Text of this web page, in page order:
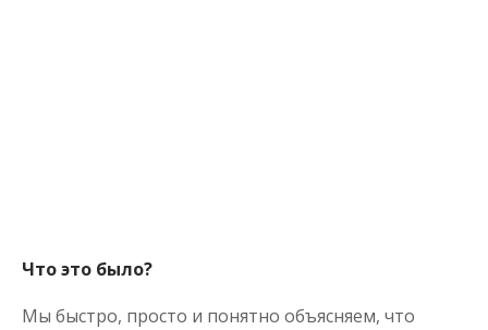
Что это было?
Мы быстро, просто и понятно объясняем, что